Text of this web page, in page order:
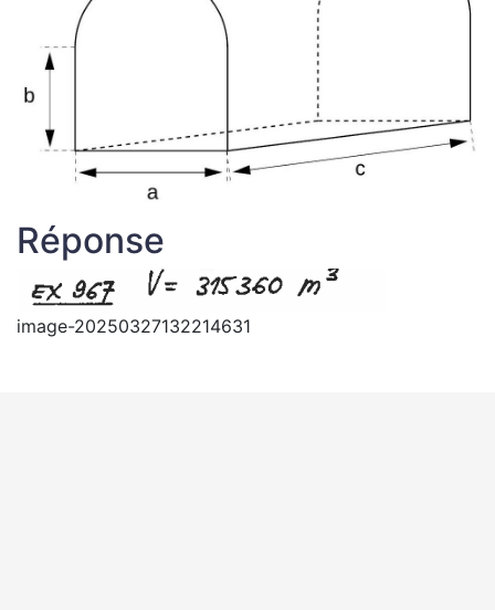
Réponse
image-20250327132214631